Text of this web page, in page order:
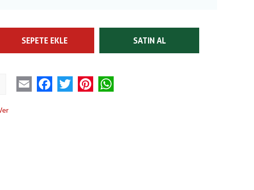
SEPETE EKLE SATIN AL
Email FacebookTwitter Pinterest